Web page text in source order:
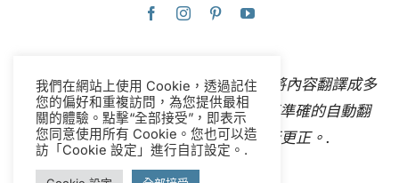
本網站使用Google翻譯，可即時自動將內容翻譯成多
種語言。聯絡我們如果您發現任何不準確的自動翻
譯，請告知我們，以便我們進行更正。.
我們在網站上使用 Cookie，透過記住
您的偏好和重複訪問，為您提供最相
關的體驗。點擊“全部接受”，即表示
您同意使用所有 Cookie。您也可以造
訪「Cookie 設定」進行自訂設定。.